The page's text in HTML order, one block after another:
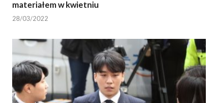
materiałem w kwietniu
28/03/2022